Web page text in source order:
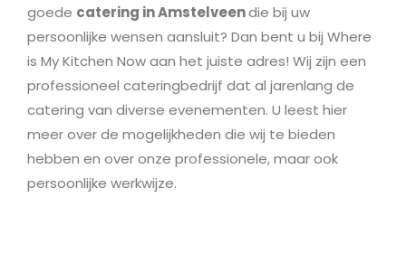
goede catering in Amstelveendie bij uw
persoonlijke wensen aansluit? Dan bent u bij Where
is My Kitchen Now aan het juiste adres! Wij zijn een
professioneel cateringbedrijf dat al jarenlang de
catering van diverse evenementen. U leest hier
meer over de mogelijkheden die wij te bieden
hebben en over onze professionele, maar ook
persoonlijke werkwijze.